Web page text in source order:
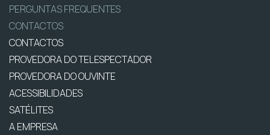
PERGUNTAS FREQUENTES
CONTACTOS
CONTACTOS
PROVEDORA DO TELESPECTADOR
PROVEDORA DO OUVINTE
ACESSIBILIDADES
SATÉLITES
A EMPRESA